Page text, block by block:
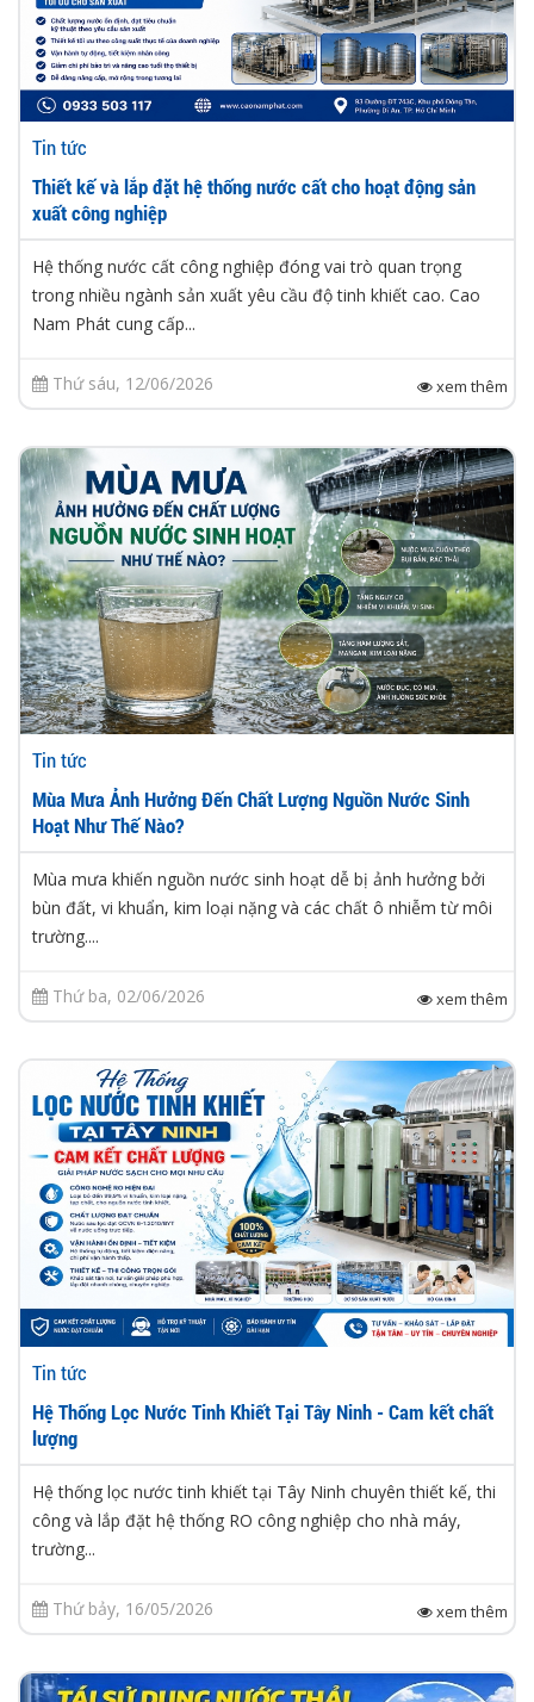
Tin tức
Thiết kế và lắp đặt hệ thống nước cất cho hoạt động sản
xuất công nghiệp
Hệ thống nước cất công nghiệp đóng vai trò quan trọng
trong nhiều ngành sản xuất yêu cầu độ tinh khiết cao. Cao
Nam Phát cung cấp...
Thứ sáu, 12/06/2026 xem thêm
Tin tức
Mùa Mưa Ảnh Hưởng Đến Chất Lượng Nguồn Nước Sinh
Hoạt Như Thế Nào?
Mùa mưa khiến nguồn nước sinh hoạt dễ bị ảnh hưởng bởi
bùn đất, vi khuẩn, kim loại nặng và các chất ô nhiễm từ môi
trường....
Thứ ba, 02/06/2026 xem thêm
Tin tức
Hệ Thống Lọc Nước Tinh Khiết Tại Tây Ninh - Cam kết chất
lượng
Hệ thống lọc nước tinh khiết tại Tây Ninh chuyên thiết kế, thi
công và lắp đặt hệ thống RO công nghiệp cho nhà máy,
trường...
Thứ bảy, 16/05/2026 xem thêm